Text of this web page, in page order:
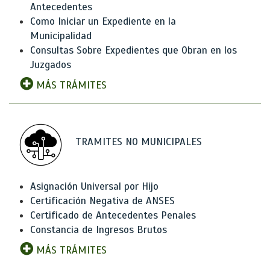
Antecedentes
Como Iniciar un Expediente en la
Municipalidad
Consultas Sobre Expedientes que Obran en los
Juzgados
MÁS TRÁMITES
TRAMITES NO MUNICIPALES
Asignación Universal por Hijo
Certificación Negativa de ANSES
Certificado de Antecedentes Penales
Constancia de Ingresos Brutos
MÁS TRÁMITES